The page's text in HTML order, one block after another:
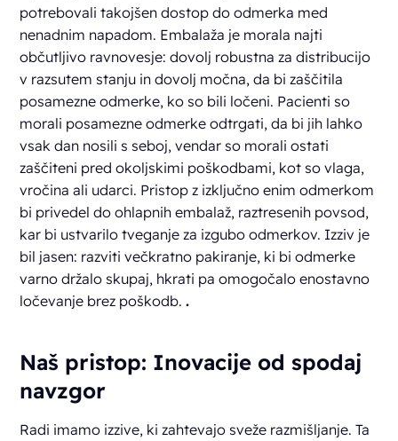
potrebovali takojšen dostop do odmerka med
nenadnim napadom. Embalaža je morala najti
občutljivo ravnovesje: dovolj robustna za distribucijo
v razsutem stanju in dovolj močna, da bi zaščitila
posamezne odmerke, ko so bili ločeni. Pacienti so
morali posamezne odmerke odtrgati, da bi jih lahko
vsak dan nosili s seboj, vendar so morali ostati
zaščiteni pred okoljskimi poškodbami, kot so vlaga,
vročina ali udarci. Pristop z izključno enim odmerkom
bi privedel do ohlapnih embalaž, raztresenih povsod,
kar bi ustvarilo tveganje za izgubo odmerkov. Izziv je
bil jasen: razviti večkratno pakiranje, ki bi odmerke
varno držalo skupaj, hkrati pa omogočalo enostavno
ločevanje brez poškodb..
Naš pristop: Inovacije od spodaj
navzgor
Radi imamo izzive, ki zahtevajo sveže razmišljanje. Ta